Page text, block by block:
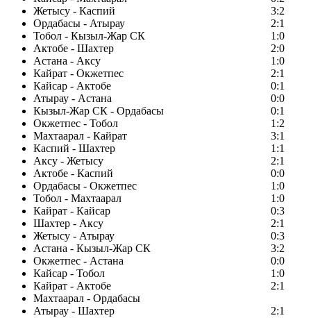
Жетысу - Каспий
3:2
Ордабасы - Атырау
2:1
Тобол - Кызыл-Жар СК
1:0
Актобе - Шахтер
2:0
Астана - Аксу
1:0
Кайрат - Окжетпес
2:1
Кайсар - Актобе
0:1
Атырау - Астана
0:0
Кызыл-Жар СК - Ордабасы
0:1
Окжетпес - Тобол
1:2
Махтаарал - Кайрат
3:1
Каспий - Шахтер
1:1
Аксу - Жетысу
2:1
Актобе - Каспий
0:0
Ордабасы - Окжетпес
1:0
Тобол - Махтаарал
1:0
Кайрат - Кайсар
0:3
Шахтер - Аксу
2:1
Жетысу - Атырау
0:3
Астана - Кызыл-Жар СК
3:2
Окжетпес - Астана
0:0
Кайсар - Тобол
1:0
Кайрат - Актобе
2:1
Махтаарал - Ордабасы
Атырау - Шахтер
2:1